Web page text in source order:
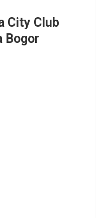
City Club
Bogor